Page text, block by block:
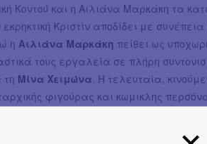
Κοντού και η Αιλιάνα Μαρκάκη τα
Κριστίν αποδίδει με
η Αιλιάνα Μαρκάκη πείθει ως
τους εργαλεία σε πλήρη
τη Μίνα Χειμώνα . Η τελευταία,
φιγούρας και κωμικλης
Έναν χαρακτήρα που υπηρετεί με
να πετύχει το κατάλληλο